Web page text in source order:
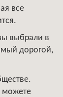
все
выбрали в
дорогой,
можете